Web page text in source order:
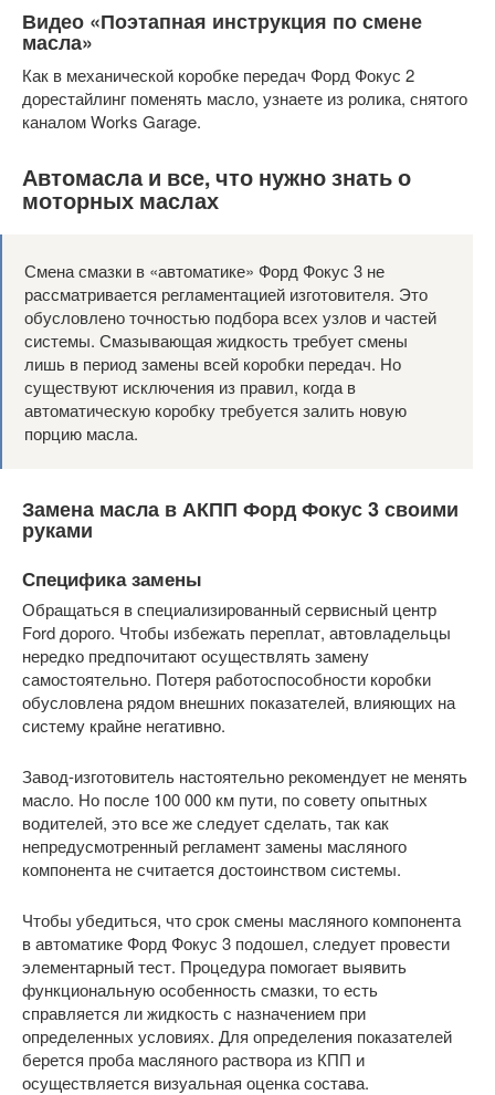
Видео «Поэтапная инструкция по смене
масла»
Как в механической коробке передач Форд Фокус 2
дорестайлинг поменять масло, узнаете из ролика, снятого
каналом Works Garage.
Автомасла и все, что нужно знать о
моторных маслах
Смена смазки в «автоматике» Форд Фокус 3 не
рассматривается регламентацией изготовителя. Это
обусловлено точностью подбора всех узлов и частей
системы. Смазывающая жидкость требует смены
лишь в период замены всей коробки передач. Но
существуют исключения из правил, когда в
автоматическую коробку требуется залить новую
порцию масла.
Замена масла в АКПП Форд Фокус 3 своими
руками
Специфика замены
Обращаться в специализированный сервисный центр
Ford дорого. Чтобы избежать переплат, автовладельцы
нередко предпочитают осуществлять замену
самостоятельно. Потеря работоспособности коробки
обусловлена рядом внешних показателей, влияющих на
систему крайне негативно.
Завод-изготовитель настоятельно рекомендует не менять
масло. Но после 100 000 км пути, по совету опытных
водителей, это все же следует сделать, так как
непредусмотренный регламент замены масляного
компонента не считается достоинством системы.
Чтобы убедиться, что срок смены масляного компонента
в автоматике Форд Фокус 3 подошел, следует провести
элементарный тест. Процедура помогает выявить
функциональную особенность смазки, то есть
справляется ли жидкость с назначением при
определенных условиях. Для определения показателей
берется проба масляного раствора из КПП и
осуществляется визуальная оценка состава.